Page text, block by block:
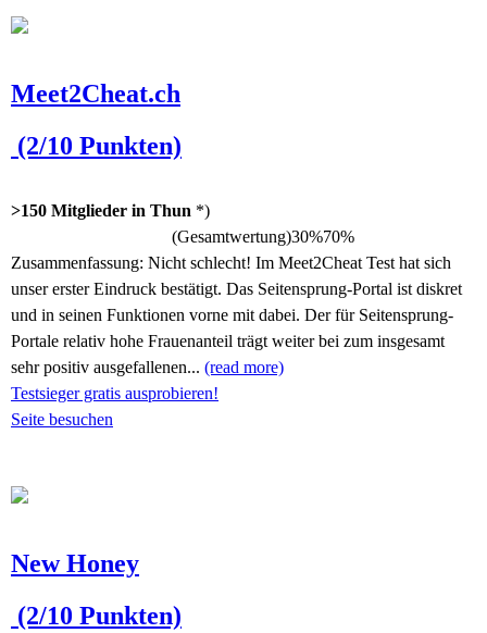
Meet2Cheat.ch
(2/10 Punkten)
>150 Mitglieder in Thun *)
(Gesamtwertung)30%70%
Zusammenfassung: Nicht schlecht! Im Meet2Cheat Test hat sich
unser erster Eindruck bestätigt. Das Seitensprung-Portal ist diskret
und in seinen Funktionen vorne mit dabei. Der für Seitensprung-
Portale relativ hohe Frauenanteil trägt weiter bei zum insgesamt
sehr positiv ausgefallenen... (read more)
Testsieger gratis ausprobieren!
Seite besuchen
New Honey
(2/10 Punkten)